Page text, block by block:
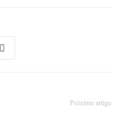
Próximo artigo